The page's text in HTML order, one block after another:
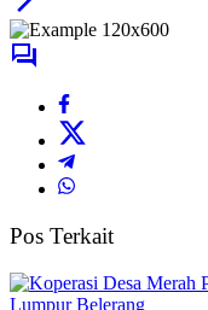
Pos Terkait